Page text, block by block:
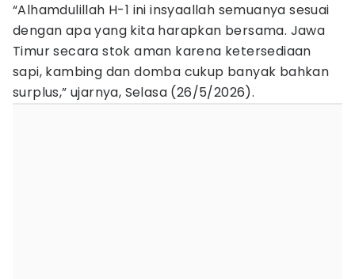
“Alhamdulillah H-1 ini insyaallah semuanya sesuai
dengan apa yang kita harapkan bersama. Jawa
Timur secara stok aman karena ketersediaan
sapi, kambing dan domba cukup banyak bahkan
surplus,” ujarnya, Selasa (26/5/2026).